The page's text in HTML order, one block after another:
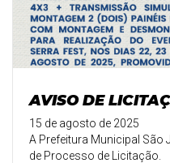
AVISO DE
15 de agosto de 2025
A Prefeitura Municipal
de Processo de Licitação.